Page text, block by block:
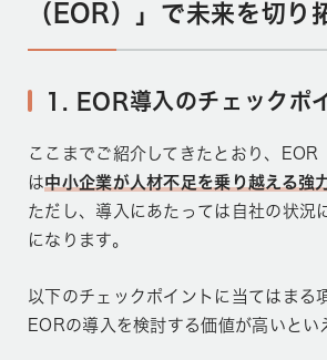
（EOR）」で未来を切り
1. EOR導入のチェックポ
ここまでご紹介してきたとおり、EOR
は中小企業が人材不足を乗り越える強
ただし、導入にあたっては自社の状況
になります。
以下のチェックポイントに当てはまる
EORの導入を検討する価値が高いとい